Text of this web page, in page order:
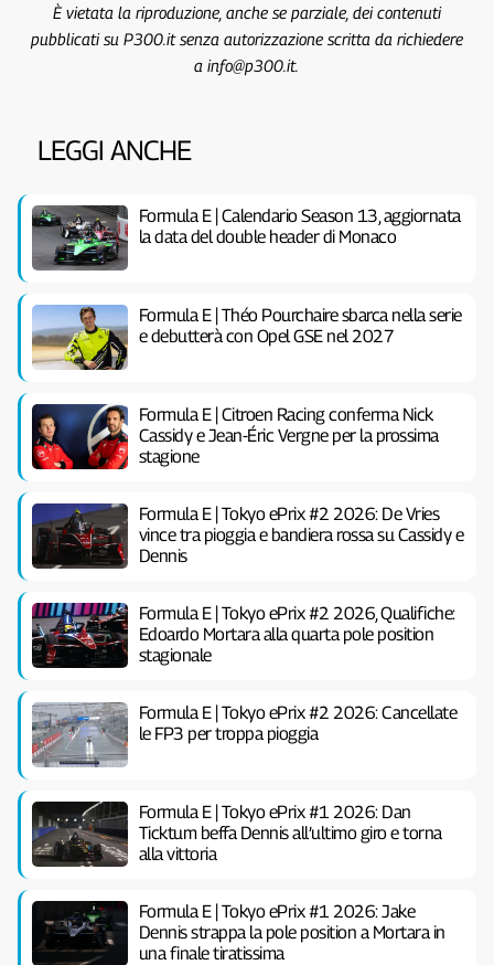
È vietata la riproduzione, anche se parziale, dei contenuti
pubblicati su P300.it senza autorizzazione scritta da richiedere
a info@p300.it.
LEGGI ANCHE
Formula E | Calendario Season 13, aggiornata
la data del double header di Monaco
Formula E | Théo Pourchaire sbarca nella serie
e debutterà con Opel GSE nel 2027
Formula E | Citroen Racing conferma Nick
Cassidy e Jean-Éric Vergne per la prossima
stagione
Formula E | Tokyo ePrix #2 2026: De Vries
vince tra pioggia e bandiera rossa su Cassidy e
Dennis
Formula E | Tokyo ePrix #2 2026, Qualifiche:
Edoardo Mortara alla quarta pole position
stagionale
Formula E | Tokyo ePrix #2 2026: Cancellate
le FP3 per troppa pioggia
Formula E | Tokyo ePrix #1 2026: Dan
Ticktum beffa Dennis all’ultimo giro e torna
alla vittoria
Formula E | Tokyo ePrix #1 2026: Jake
Dennis strappa la pole position a Mortara in
una finale tiratissima